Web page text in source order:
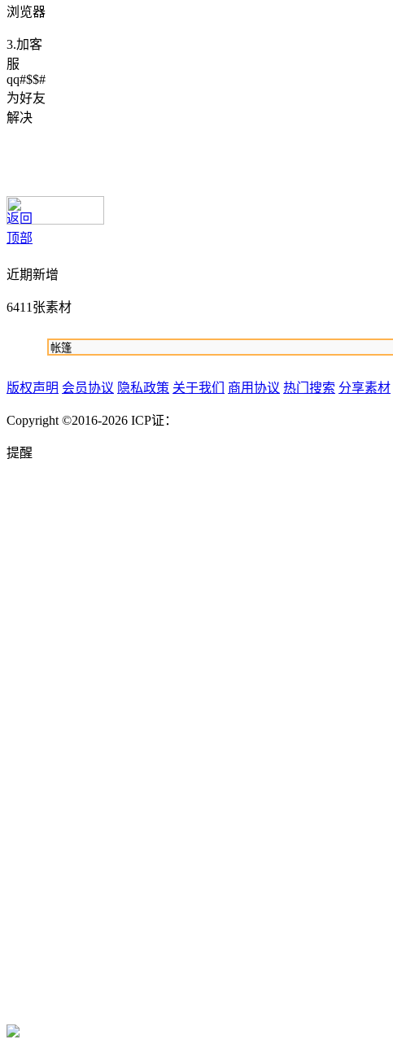
浏览器
3.加客
服
qq#$$#
为好友
解决
返回
顶部
近期新增
6411张素材
版权声明 会员协议 隐私政策 关于我们 商用协议 热门搜索 分享素材
Copyright ©2016-2026 ICP证：
提醒